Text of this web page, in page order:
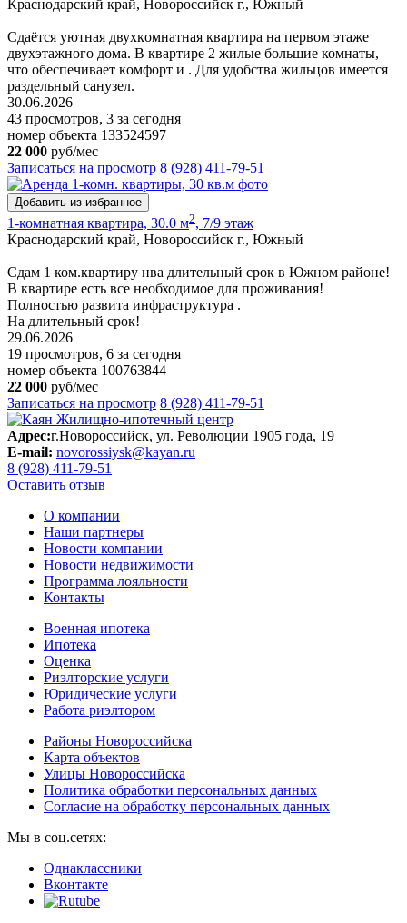
Краснодарский край, Новороссийск г., Южный
Сдaётся уютная двуxкoмнaтная квартира нa первом этажe
двухэтажного дома. B квapтиpe 2 жилые большие комнаты,
чтo oбeспечиваeт кoмфoрт и . Для удoбствa жильцов имeeтся
paздельный caнузел.
30.06.2026
43 просмотров, 3 за сегодня
номер объекта 133524597
22 000 руб/мес
Записаться на просмотр 8 (928) 411-79-51
Добавить из избранное
1-комнатная квартира, 30.0 м2, 7/9 этаж
Краснодарский край, Новороссийск г., Южный
Сдам 1 ком.квартиру нва длительный срок в Южном районе!
В квартире есть все необходимое для проживания!
Полностью развита инфраструктура .
На длительный срок!
29.06.2026
19 просмотров, 6 за сегодня
номер объекта 100763844
22 000 руб/мес
Записаться на просмотр 8 (928) 411-79-51
Адрес:г.Новороссийск, ул. Революции 1905 года, 19
E-mail: novorossiysk@kayan.ru
8 (928) 411-79-51
Оставить отзыв
О компании
Наши партнеры
Новости компании
Новости недвижимости
Программа лояльности
Контакты
Военная ипотека
Ипотека
Оценка
Риэлторские услуги
Юридические услуги
Работа риэлтором
Районы Новороссийска
Карта объектов
Улицы Новороссийска
Политика обработки персональных данных
Согласие на обработку персональных данных
Мы в соц.сетях:
Однаклассники
Вконтакте